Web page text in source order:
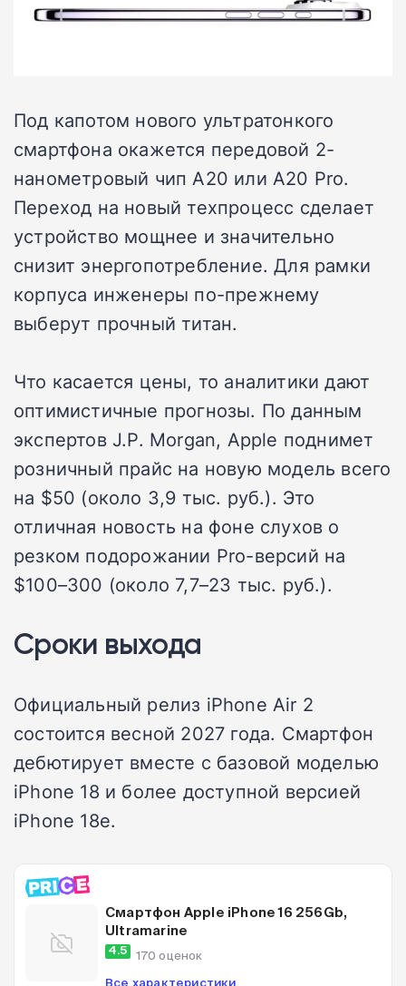
Под капотом нового ультратонкого
смартфона окажется передовой 2-
нанометровый чип A20 или A20 Pro.
Переход на новый техпроцесс сделает
устройство мощнее и значительно
снизит энергопотребление. Для рамки
корпуса инженеры по-прежнему
выберут прочный титан.
Что касается цены, то аналитики дают
оптимистичные прогнозы. По данным
экспертов J.P. Morgan, Apple поднимет
розничный прайс на новую модель всего
на $50 (около 3,9 тыс. руб.). Это
отличная новость на фоне слухов о
резком подорожании Pro-версий на
$100–300 (около 7,7–23 тыс. руб.).
Сроки выхода
Официальный релиз iPhone Air 2
состоится весной 2027 года. Смартфон
дебютирует вместе с базовой моделью
iPhone 18 и более доступной версией
iPhone 18e.
Смартфон Apple iPhone 16 256Gb,
Ultramarine
4.5 170 оценок